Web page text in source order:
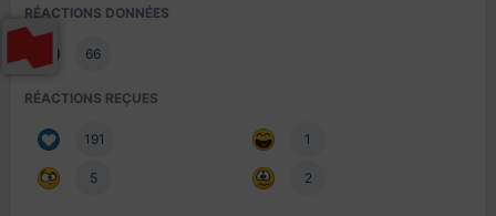
RÉACTIONS DONNÉES
66
RÉACTIONS REÇUES
191 1
5 2